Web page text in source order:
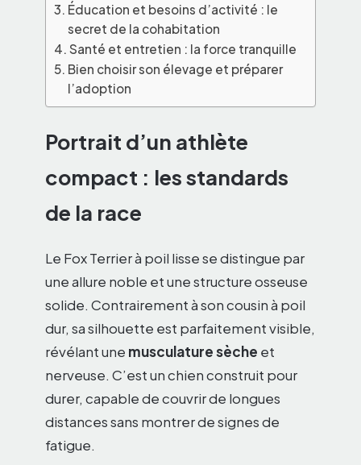
Éducation et besoins d’activité : le
secret de la cohabitation
Santé et entretien : la force tranquille
Bien choisir son élevage et préparer
l’adoption
Portrait d’un athlète
compact : les standards
de la race
Le Fox Terrier à poil lisse se distingue par
une allure noble et une structure osseuse
solide. Contrairement à son cousin à poil
dur, sa silhouette est parfaitement visible,
révélant une musculature sèche et
nerveuse. C’est un chien construit pour
durer, capable de couvrir de longues
distances sans montrer de signes de
fatigue.